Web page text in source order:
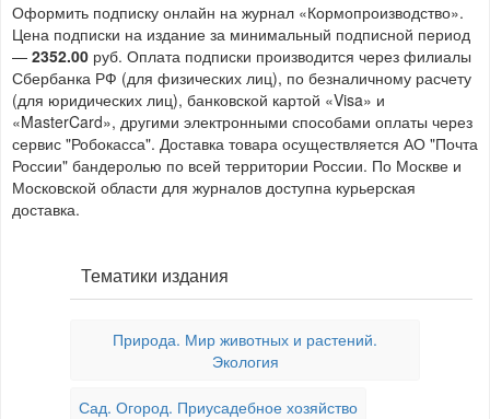
Оформить подписку онлайн на журнал «Кормопроизводство».
Цена подписки на издание за минимальный подписной период
— 2352.00 руб. Оплата подписки производится через филиалы
Сбербанка РФ (для физических лиц), по безналичному расчету
(для юридических лиц), банковской картой «Visa» и
«MasterCard», другими электронными способами оплаты через
сервис "Робокасса". Доставка товара осуществляется АО "Почта
России" бандеролью по всей территории России. По Москве и
Московской области для журналов доступна курьерская
доставка.
Тематики издания
Природа. Мир животных и растений.
Экология
Сад. Огород. Приусадебное хозяйство